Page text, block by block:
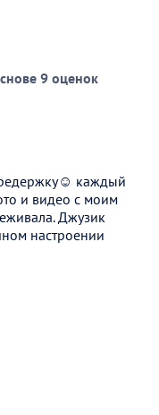
9 оценок
каждый
и видео с моим
Джузик
настроении